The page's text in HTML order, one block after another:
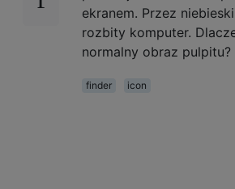
ekranem. Przez
rozbity komputer.
normalny obraz pulpitu?
finder
icon